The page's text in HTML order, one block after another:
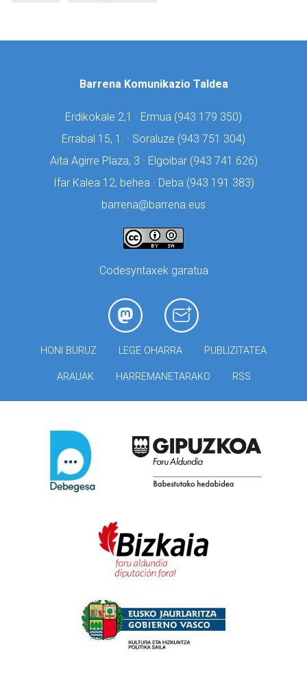
Barrena Komunikazio Taldea
Erdikokale 2,1 · Ermua (943 179 350)
Errabal 15, 1. · Soraluze (943 751 304)
Aita Agirre Plaza, 3 · Elgoibar (943 741 626)
Ifar Kalea 12, behea · Deba (943 191 383)
barrena@barrena.eus
Codesyntaxek garatua
HONI BURUZ LEGE OHARRA PUBLIZITATEA
ARAUAK HARREMANETARAKO RSS